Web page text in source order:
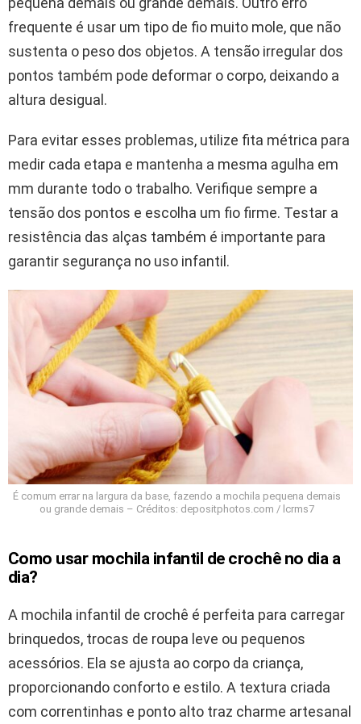
frequente é usar um tipo de fio muito mole, que não
sustenta o peso dos objetos. A tensão irregular dos
pontos também pode deformar o corpo, deixando a
altura desigual.
Para evitar esses problemas, utilize fita métrica para
medir cada etapa e mantenha a mesma agulha em
mm durante todo o trabalho. Verifique sempre a
tensão dos pontos e escolha um fio firme. Testar a
resistência das alças também é importante para
garantir segurança no uso infantil.
É comum errar na largura da base, fazendo a mochila pequena demais
ou grande demais – Créditos: depositphotos.com / lcrms7
Como usar mochila infantil de crochê no dia a
dia?
A mochila infantil de crochê é perfeita para carregar
brinquedos, trocas de roupa leve ou pequenos
acessórios. Ela se ajusta ao corpo da criança,
proporcionando conforto e estilo. A textura criada
com correntinhas e ponto alto traz charme artesanal